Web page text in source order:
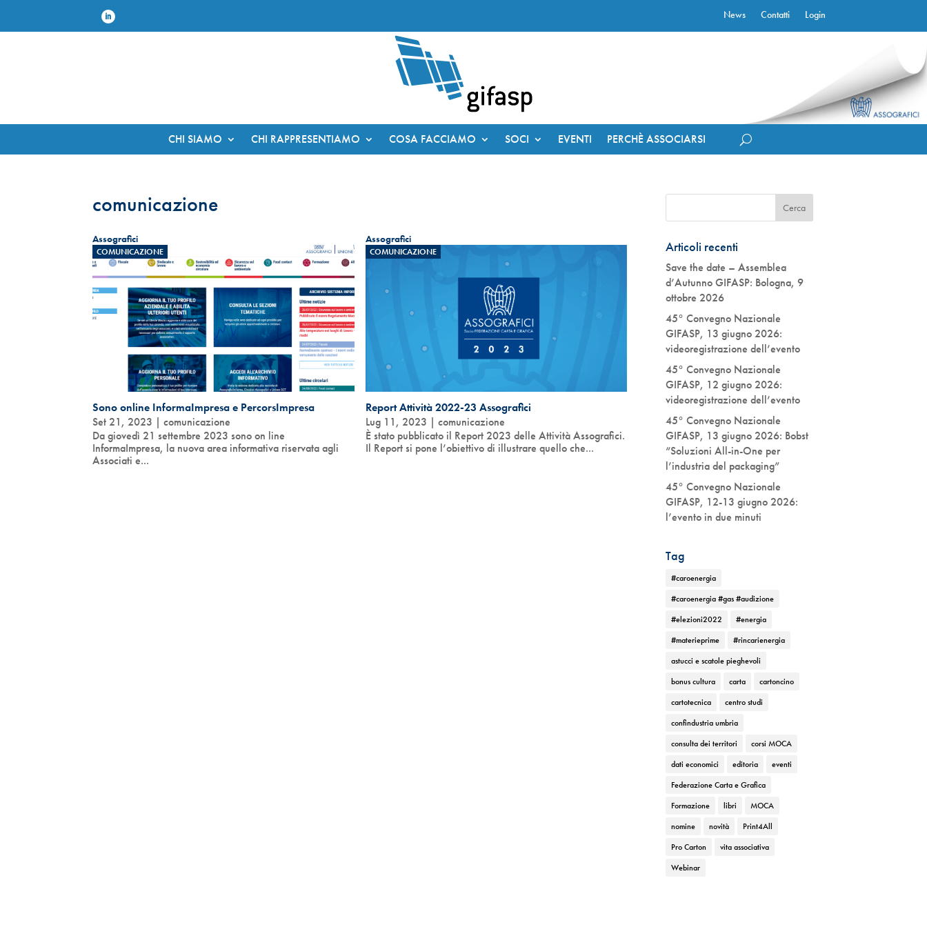
News Contatti Login
CHI SIAMO CHI RAPPRESENTIAMO COSA FACCIAMO SOCI EVENTI PERCHÈ ASSOCIARSI
comunicazione
Assografici
COMUNICAZIONE
Sono online InformaImpresa e PercorsImpresa
Set 21, 2023 |comunicazione
Da giovedì 21 settembre 2023 sono on line
InformaImpresa, la nuova area informativa riservata agli
Associati e...
Assografici
COMUNICAZIONE
Report Attività 2022-23 Assografici
Lug 11, 2023 | comunicazione
È stato pubblicato il Report 2023 delle Attività Assografici.
Il Report si pone l’obiettivo di illustrare quello che...
Articoli recenti
Save the date – Assemblea
d’Autunno GIFASP: Bologna, 9
ottobre 2026
45° Convegno Nazionale
GIFASP, 13 giugno 2026:
videoregistrazione dell’evento
45° Convegno Nazionale
GIFASP, 12 giugno 2026:
videoregistrazione dell’evento
45° Convegno Nazionale
GIFASP, 13 giugno 2026: Bobst
“Soluzioni All-in-One per
l’industria del packaging”
45° Convegno Nazionale
GIFASP, 12-13 giugno 2026:
l’evento in due minuti
Tag
#caroenergia
#caroenergia #gas #audizione
#elezioni2022
#energia
#materieprime
#rincarienergia
astucci e scatole pieghevoli
bonus cultura
carta
cartoncino
cartotecnica
centro studi
confindustria umbria
consulta dei territori
corsi MOCA
dati economici
editoria
eventi
Federazione Carta e Grafica
Formazione
libri
MOCA
nomine
novità
Print4All
Pro Carton
vita associativa
Webinar